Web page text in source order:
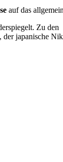
auf das
Zu den
japanische